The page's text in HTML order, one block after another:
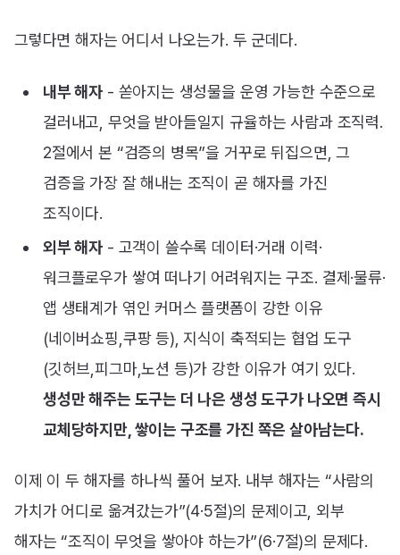
그렇다면 해자는 어디서 나오는가. 두 군데다.
내부 해자 - 쏟아지는 생성물을 운영 가능한 수준으로
걸러내고, 무엇을 받아들일지 규율하는 사람과 조직력.
2절에서 본 “검증의 병목”을 거꾸로 뒤집으면, 그
검증을 가장 잘 해내는 조직이 곧 해자를 가진
조직이다.
외부 해자 - 고객이 쓸수록 데이터·거래 이력·
워크플로우가 쌓여 떠나기 어려워지는 구조. 결제·물류·
앱 생태계가 엮인 커머스 플랫폼이 강한 이유
(네이버쇼핑,쿠팡 등), 지식이 축적되는 협업 도구
(깃허브,피그마,노션 등)가 강한 이유가 여기 있다.
생성만 해주는 도구는 더 나은 생성 도구가 나오면 즉시
교체당하지만, 쌓이는 구조를 가진 쪽은 살아남는다.
이제 이 두 해자를 하나씩 풀어 보자. 내부 해자는 “사람의
가치가 어디로 옮겨갔는가”(4·5절)의 문제이고, 외부
해자는 “조직이 무엇을 쌓아야 하는가”(6·7절)의 문제다.